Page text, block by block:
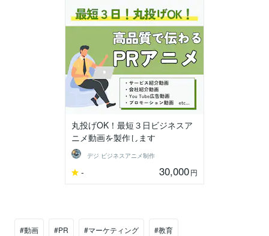
丸投げOK！最短３日ビジネスア
ニメ動画を製作します
デジ ビジネスアニメ制作
- 30,000円
#動画 #PR #マーケティング #教育